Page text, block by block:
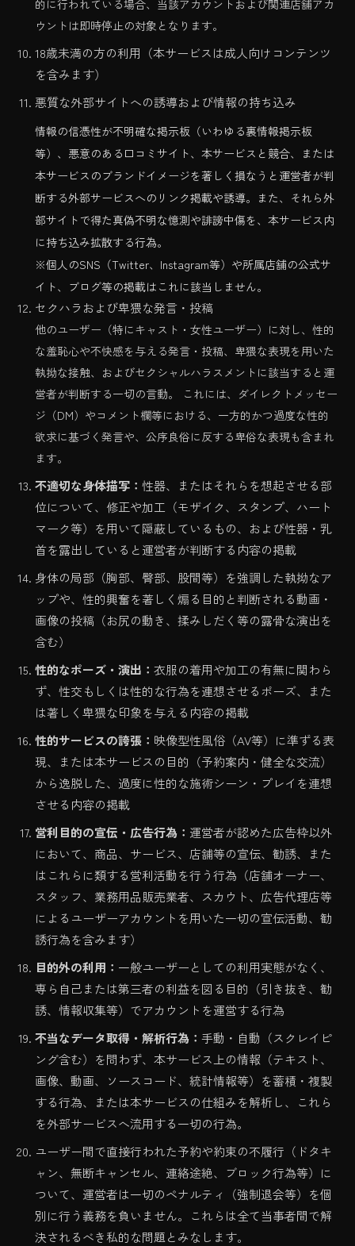
的に行われている場合、当該アカウントおよび関連店舗アカ
ウントは即時停止の対象となります。
18歳未満の方の利用（本サービスは成人向けコンテンツ
を含みます）
悪質な外部サイトへの誘導および情報の持ち込み
情報の信憑性が不明確な掲示板（いわゆる裏情報掲示板
等）、悪意のある口コミサイト、本サービスと競合、または
本サービスのブランドイメージを著しく損なうと運営者が判
断する外部サービスへのリンク掲載や誘導。また、それら外
部サイトで得た真偽不明な憶測や誹謗中傷を、本サービス内
に持ち込み拡散する行為。
※個人のSNS（Twitter、Instagram等）や所属店舗の公式サ
イト、ブログ等の掲載はこれに該当しません。
セクハラおよび卑猥な発言・投稿
他のユーザー（特にキャスト・女性ユーザー）に対し、性的
な羞恥心や不快感を与える発言・投稿、卑猥な表現を用いた
執拗な接触、およびセクシャルハラスメントに該当すると運
営者が判断する一切の言動。 これには、ダイレクトメッセー
ジ（DM）やコメント欄等における、一方的かつ過度な性的
欲求に基づく発言や、公序良俗に反する卑俗な表現も含まれ
ます。
不適切な身体描写： 性器、またはそれらを想起させる部
位について、修正や加工（モザイク、スタンプ、ハート
マーク等）を用いて隠蔽しているもの、および性器・乳
首を露出していると運営者が判断する内容の掲載
身体の局部（胸部、臀部、股間等）を強調した執拗なア
ップや、性的興奮を著しく煽る目的と判断される動画・
画像の投稿（お尻の動き、揉みしだく等の露骨な演出を
含む）
性的なポーズ・演出： 衣服の着用や加工の有無に関わら
ず、性交もしくは性的な行為を連想させるポーズ、また
は著しく卑猥な印象を与える内容の掲載
性的サービスの誇張： 映像型性風俗（AV等）に準ずる表
現、または本サービスの目的（予約案内・健全な交流）
から逸脱した、過度に性的な施術シーン・プレイを連想
させる内容の掲載
営利目的の宣伝・広告行為： 運営者が認めた広告枠以外
において、商品、サービス、店舗等の宣伝、勧誘、また
はこれらに類する営利活動を行う行為（店舗オーナー、
スタッフ、業務用品販売業者、スカウト、広告代理店等
によるユーザーアカウントを用いた一切の宣伝活動、勧
誘行為を含みます）
目的外の利用： 一般ユーザーとしての利用実態がなく、
専ら自己または第三者の利益を図る目的（引き抜き、勧
誘、情報収集等）でアカウントを運営する行為
不当なデータ取得・解析行為： 手動・自動（スクレイピ
ング含む）を問わず、本サービス上の情報（テキスト、
画像、動画、ソースコード、統計情報等）を蓄積・複製
する行為、または本サービスの仕組みを解析し、これら
を外部サービスへ流用する一切の行為。
ユーザー間で直接行われた予約や約束の不履行（ドタキ
ャン、無断キャンセル、連絡途絶、ブロック行為等）に
ついて、運営者は一切のペナルティ（強制退会等）を個
別に行う義務を負いません。これらは全て当事者間で解
決されるべき私的な問題とみなします。